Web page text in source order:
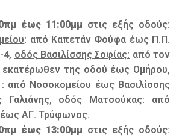
έως 11:00μμ στις εξής οδούς:
: από Καπετάν Φούφα έως Π.Π.
4, οδός Βασιλίσσης Σοφίας: από τον
εκατέρωθεν της οδού έως Ομήρου,
: από Νοσοκομείου έως Βασιλίσσης
Γαλιάνης, οδός Ματσούκας: από
ΑΓ. Τρύφωνος.
έως 13:00μμ στις εξής οδούς: